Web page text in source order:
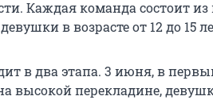
Каждая команда состоит
в возрасте от 12 до 15
в два этапа. 3 июня, в
высокой перекладине,